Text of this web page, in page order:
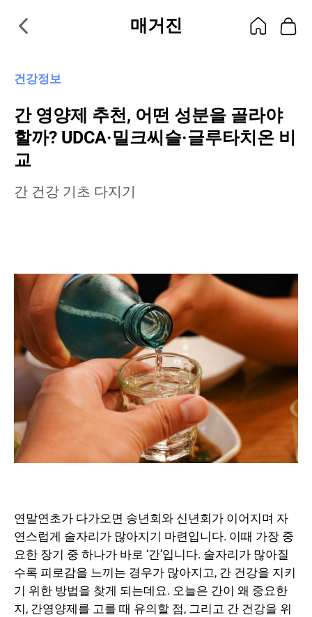
매거진
건강정보
간 영양제 추천, 어떤 성분을 골라야
할까? UDCA·밀크씨슬·글루타치온 비
교
간 건강 기초 다지기
연말연초가 다가오면 송년회와 신년회가 이어지며 자
연스럽게 술자리가 많아지기 마련입니다. 이때 가장 중
요한 장기 중 하나가 바로 ‘간’입니다. 술자리가 많아질
수록 피로감을 느끼는 경우가 많아지고, 간 건강을 지키
기 위한 방법을 찾게 되는데요. 오늘은 간이 왜 중요한
지, 간영양제를 고를 때 유의할 점, 그리고 간 건강을 위